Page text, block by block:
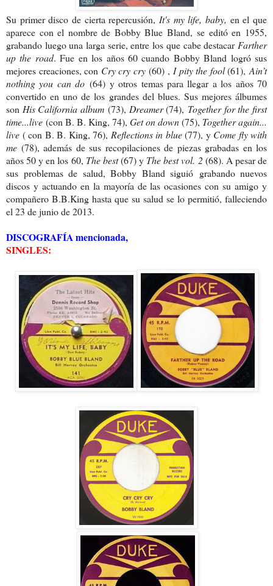
Su primer disco de cierta repercusión, It's my life, baby, en el que
aparece con el nombre de Bobby Blue Bland, se editó en 1955,
grabando luego una larga serie, entre los que cabe destacar Farther
up the road. Fue en los años 60 cuando Bobby Bland logró sus
mejores creaciones, con Cry cry cry (60) , I pity the fool(61),Ain’t
nothing you can do (64) y otros temas para llegar a los años 70
convertido en uno de los grandes del blues. Sus mejores álbumes
son His California album (73), Dreamer(74), Together for the first
time...live (con B. B. King, 74), Get on down(75), Together again...
live ( con B. B. King, 76), Reflections in blue(77), y Come fly with
me (78), además de sus recopilaciones de piezas grabadas en los
años 50 y en los 60, The best(67) y The best vol. 2 (68). A pesar de
sus problemas de salud, Bobby Bland siguió grabando nuevos
discos y actuando en la mayoría de las ocasiones con su amigo y
compañero B.B.King hasta que su salud se lo permitió, falleciendo
el 23 de junio de 2013.
DISCOGRAFÍA mencionada,
SINGLES: